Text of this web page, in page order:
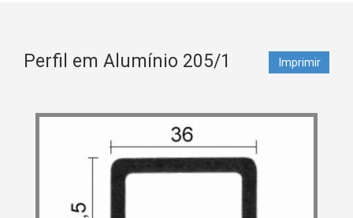
Perfil em Alumínio 205/1 Imprimir